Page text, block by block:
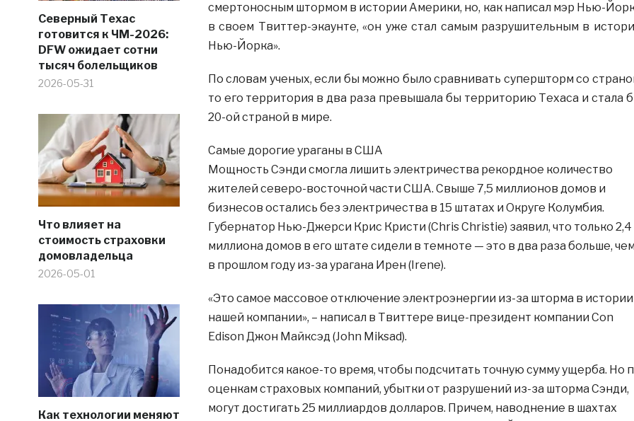
Северный Техас
готовится к ЧМ-2026:
DFW ожидает сотни
тысяч болельщиков
2026-05-31
Что влияет на
стоимость страховки
домовладельца
2026-05-01
Как технологии меняют
смертоносным штормом в истории Америки, но, как написал мэр Нью-
в своем Твиттер-экаунте, «он уже стал самым разрушительным в
Нью-Йорка».
По словам ученых, если бы можно было сравнивать супершторм со
то его территория в два раза превышала бы территорию Техаса и стала
20-ой страной в мире.
Самые дорогие ураганы в США
Мощность Сэнди смогла лишить электричества рекордное количество
жителей северо-восточной части США. Свыше 7,5 миллионов домов и
бизнесов остались без электричества в 15 штатах и Округе Колумбия.
Губернатор Нью-Джерси Крис Кристи (Chris Christie) заявил, что только 2,4
миллиона домов в его штате сидели в темноте — это в два раза больше,
в прошлом году из-за урагана Ирен (Irene).
«Это самое массовое отключение электроэнергии из-за шторма в истории
нашей компании», – написал в Твиттере вице-президент компании Con
Edison Джон Майксэд (John Miksad).
Понадобится какое-то время, чтобы подсчитать точную сумму ущерба. Но
оценкам страховых компаний, убытки от разрушений из-за шторма Сэнди,
могут достигать 25 миллиардов долларов. Причем, наводнение в шахтах